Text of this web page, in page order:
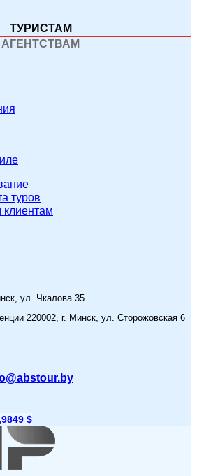
ТУРИСТАМ
АГЕНТСТВАМ
туров
ул. Чкалова 35
220002, г. Минск, ул. Сторожовская 6
$